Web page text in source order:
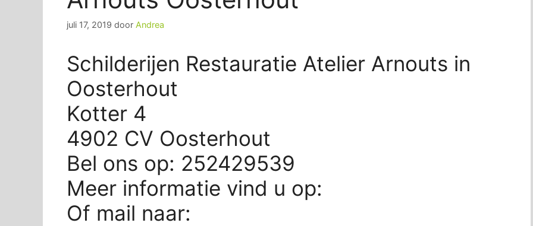
juli 17, 2019 door Andrea
Schilderijen Restauratie Atelier Arnouts in
Oosterhout
Kotter 4
4902 CV Oosterhout
Bel ons op: 252429539
Meer informatie vind u op:
Of mail naar: